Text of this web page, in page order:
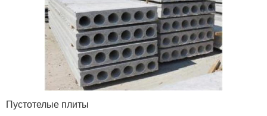
Пустотелые плиты